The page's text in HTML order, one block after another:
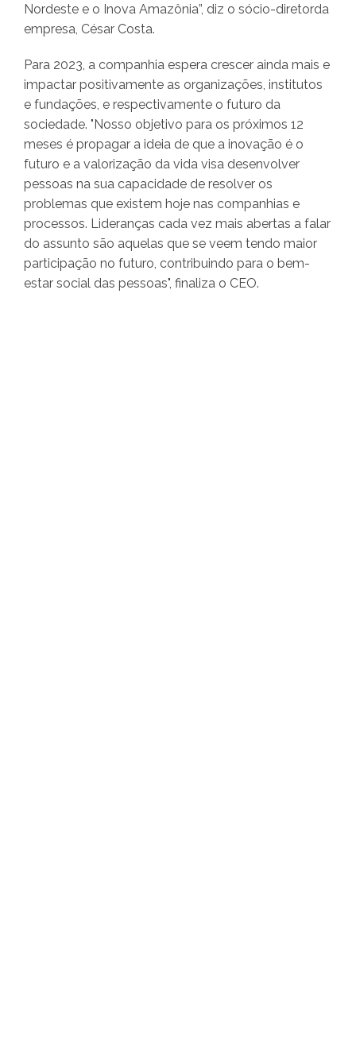
Nordeste e o Inova Amazônia”, diz o sócio-diretorda
empresa, César Costa.
Para 2023, a companhia espera crescer ainda mais e
impactar positivamente as organizações, institutos
e fundações, e respectivamente o futuro da
sociedade. "Nosso objetivo para os próximos 12
meses é propagar a ideia de que a inovação é o
futuro e a valorização da vida visa desenvolver
pessoas na sua capacidade de resolver os
problemas que existem hoje nas companhias e
processos. Lideranças cada vez mais abertas a falar
do assunto são aquelas que se veem tendo maior
participação no futuro, contribuindo para o bem-
estar social das pessoas", finaliza o CEO.